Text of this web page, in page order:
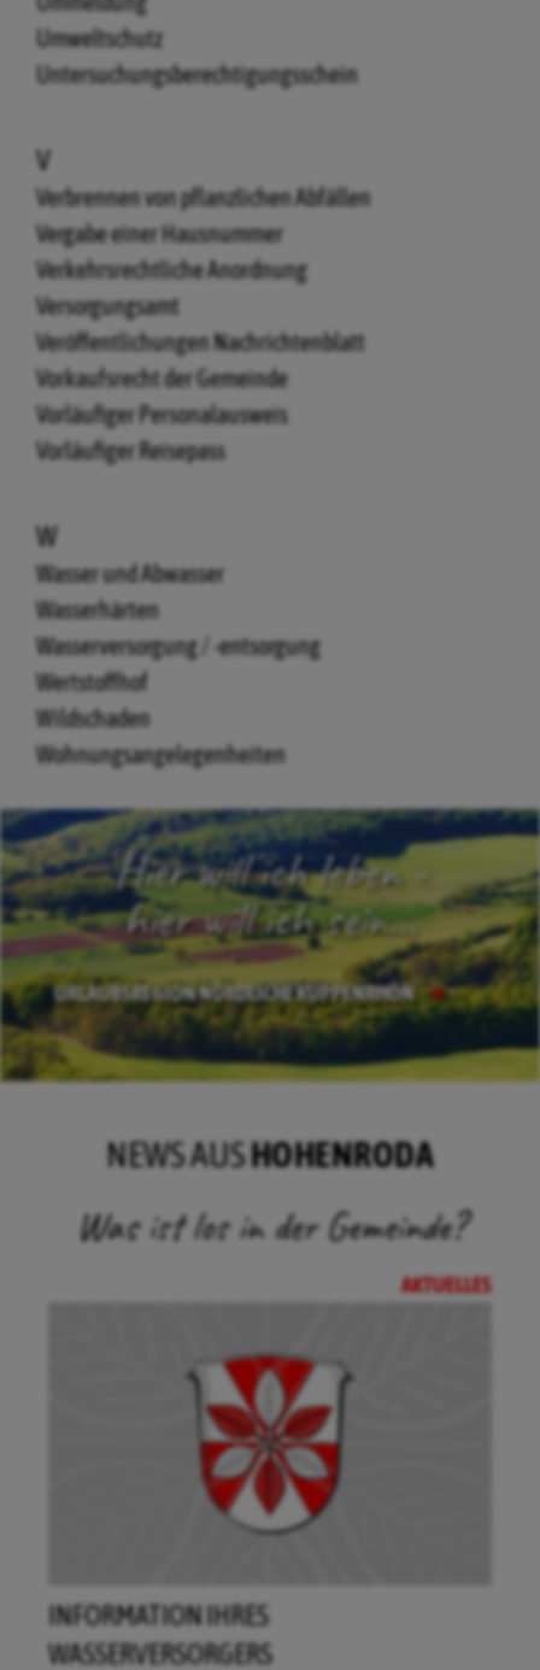
Umweltschutz
Untersuchungsberechtigungsschein
V
Verbrennen von pflanzlichen Abfällen
Vergabe einer Hausnummer
Verkehrsrechtliche Anordnung
Versorgungsamt
Veröffentlichungen Nachrichtenblatt
Vorkaufsrecht der Gemeinde
Vorläufiger Personalausweis
Vorläufiger Reisepass
W
Wasser und Abwasser
Wasserhärten
Wasserversorgung / -entsorgung
Wertstoffhof
Wildschaden
Wohnungsangelegenheiten
Hier will ich leben -
hier will ich sein...
URLAUBSREGION NÖRDLICHE KUPPENRHÖN
NEWS AUSHOHENRODA
Was ist los in der Gemeinde?
AKTUELLES
FÖRDERVEREIN WINDPARK HOHENRODA
E.V. -GEMEINNÜTZIGE PROJEKTE FÜR DAS